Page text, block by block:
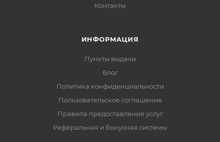
Контакты
ИНФОРМАЦИЯ
Пункты выдачи
Блог
Политика конфиденциальности
Пользовательское соглашение
Правила предоставления услуг
Реферальная и бонусная системы